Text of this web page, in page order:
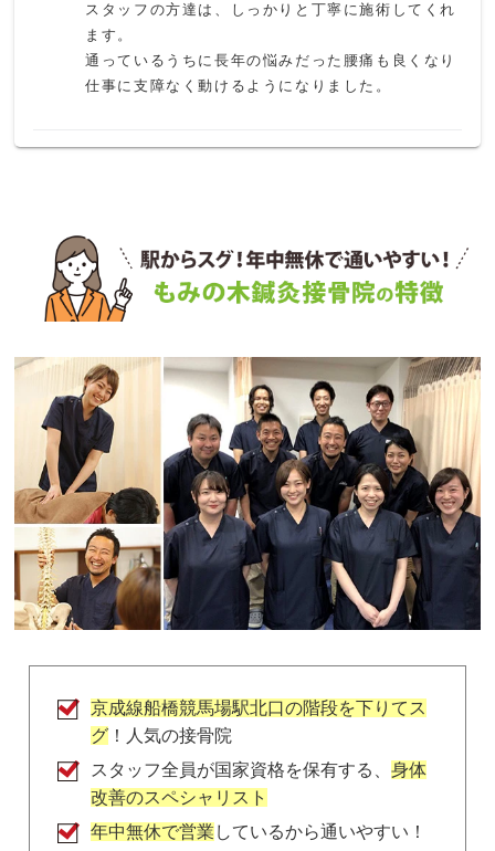
スタッフの方達は、しっかりと丁寧に施術してくれ
ます。
通っているうちに長年の悩みだった腰痛も良くなり
仕事に支障なく動けるようになりました。
のぎっくり腰になりました。体質なのか知らないで
すか、使うのは辞めました。アフターケアもイマイ
チでした。
ペンション田代
1 か月前
京成船橋競馬場前駅前にある鍼灸接骨院
フレンドリーな雰囲気でいつも混んでいる
笑い声が聞こえる
samai pateno
2 か月前
店内の音楽が、やたらうるさい。
また、しつこく保険外診療を勧められて、
さっちー
2 年前
ここ最近は、毎週、通わせて頂いてます。
京成線船橋競馬場駅北口の階段を下りてス
グ ！人気の接骨院
スタッフ全員が国家資格を保有する、身体
改善のスペシャリスト
年中無休で営業 しているから通いやすい！